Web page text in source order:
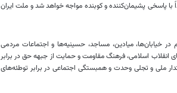
با پاسخی پشیمان‌کننده و کوبنده مواجه خواهد شد و ملت ایران
خیابان‌ها، میادین، مساجد، حسینیه‌ها و اجتماعات مردمی
انقلاب اسلامی، فرهنگ مقاومت و حمایت از جبهه حق در برابر
ملی و تجلی وحدت و همبستگی اجتماعی در برابر توطئه‌های